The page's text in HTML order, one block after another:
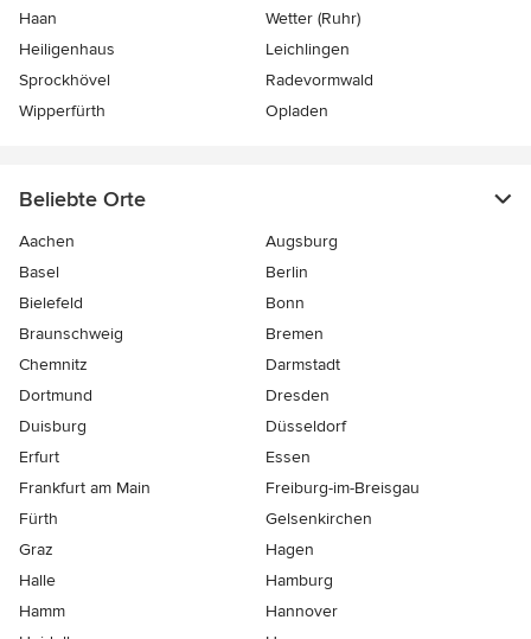
Haan
Wetter (Ruhr)
Heiligenhaus
Leichlingen
Sprockhövel
Radevormwald
Wipperfürth
Opladen
Beliebte Orte
Aachen
Augsburg
Basel
Berlin
Bielefeld
Bonn
Braunschweig
Bremen
Chemnitz
Darmstadt
Dortmund
Dresden
Duisburg
Düsseldorf
Erfurt
Essen
Frankfurt am Main
Freiburg-im-Breisgau
Fürth
Gelsenkirchen
Graz
Hagen
Halle
Hamburg
Hamm
Hannover